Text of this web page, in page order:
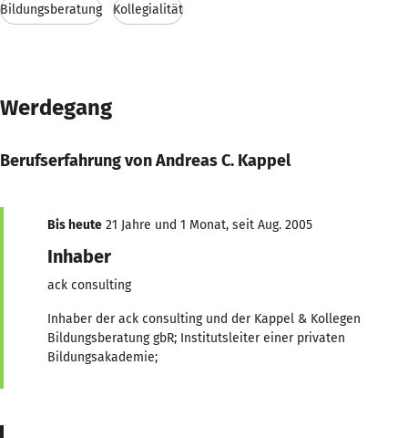
Bildungsberatung Kollegialität
Werdegang
Berufserfahrung von Andreas C. Kappel
Bis heute 21 Jahre und 1 Monat, seit Aug. 2005
Inhaber
ack consulting
Inhaber der ack consulting und der Kappel & Kollegen
Bildungsberatung gbR; Institutsleiter einer privaten
Bildungsakademie;